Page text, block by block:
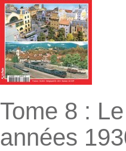
Tome 8 :
années